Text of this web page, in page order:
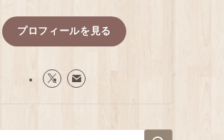
プロフィールを見る